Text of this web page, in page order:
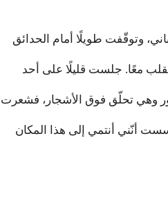
وتوقّفت طويلًا أمام الحدائق
معًا. جلست قليلًا على أحد
وهي تحلّق فوق الأشجار، فشعرت
أنّني أنتمي إلى هذا المكان